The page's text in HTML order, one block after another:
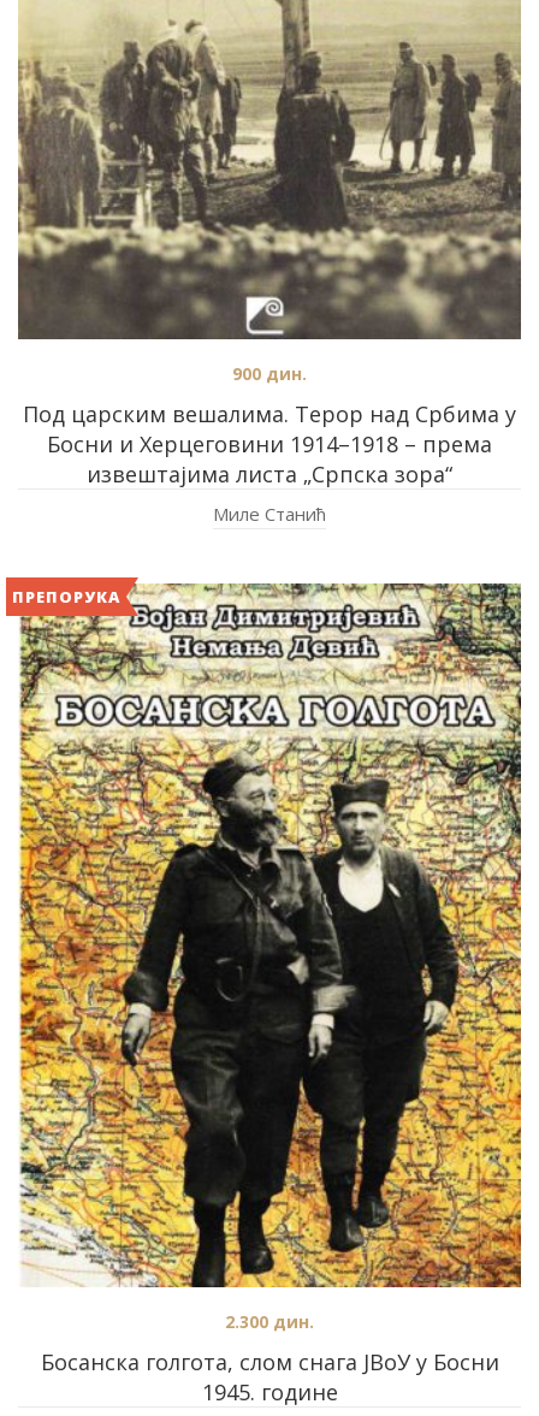
Под царским вешалима. Терор над Србима у
Босни и Херцеговини 1914–1918 – према
извештајима листа „Српска зора“
900 дин.
Миле Станић
ПРЕПОРУКА
Босанска голгота, слом снага ЈВоУ у Босни
1945. године
2.300 дин.